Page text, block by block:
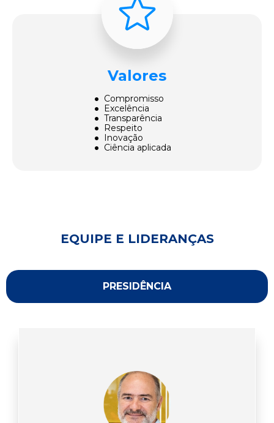
Valores
● Compromisso
● Excelência
● Transparência
● Respeito
● Inovação
● Ciência aplicada
EQUIPE E LIDERANÇAS
PRESIDÊNCIA